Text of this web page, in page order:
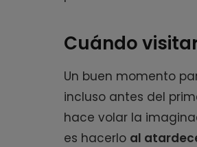
Cuándo
Un buen momento
incluso antes del
hace volar la
es hacerlo al